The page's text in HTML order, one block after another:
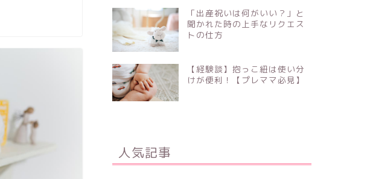
「出産祝いは何がいい？」と
聞かれた時の上手なリクエス
トの仕方
【経験談】抱っこ紐は使い分
けが便利！【プレママ必見】
人気記事